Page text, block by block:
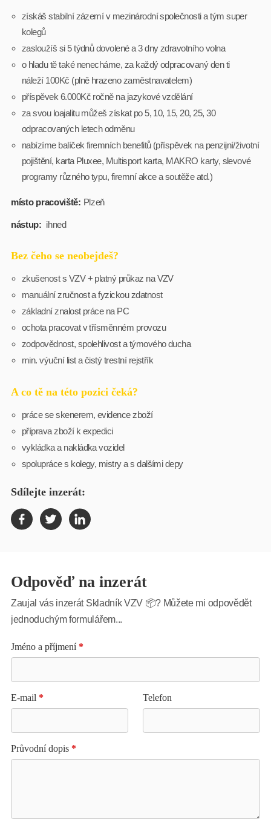
získáš stabilní zázemí v mezinárodní společnosti a tým super
kolegů
zasloužíš si 5 týdnů dovolené a 3 dny zdravotního volna
o hladu tě také nenecháme, za každý odpracovaný den ti
náleží 100Kč (plně hrazeno zaměstnavatelem)
příspěvek 6.000Kč ročně na jazykové vzdělání
za svou loajalitu můžeš získat po 5, 10, 15, 20, 25, 30
odpracovaných letech odměnu
nabízíme balíček firemních benefitů (příspěvek na penzijní/životní
pojištění, karta Pluxee, Multisport karta, MAKRO karty, slevové
programy různého typu, firemní akce a soutěže atd.)
místo pracoviště: Plzeň
nástup: ihned
Bez čeho se neobejdeš?
zkušenost s VZV + platný průkaz na VZV
manuální zručnost a fyzickou zdatnost
základní znalost práce na PC
ochota pracovat v třísměnném provozu
zodpovědnost, spolehlivost a týmového ducha
min. výuční list a čistý trestní rejstřík
A co tě na této pozici čeká?
práce se skenerem, evidence zboží
příprava zboží k expedici
vykládka a nakládka vozidel
spolupráce s kolegy, mistry a s dalšími depy
Sdílejte inzerát:
Odpověď na inzerát
Zaujal vás inzerát Skladník VZV 📦? Můžete mi odpovědět
jednoduchým formulářem...
Jméno a příjmení *
E-mail * Telefon
Průvodní dopis *